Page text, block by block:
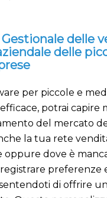
delle
delle
per piccole e
potrai capire
del mercato
la tua rete
dove è
preferenze
di offrire